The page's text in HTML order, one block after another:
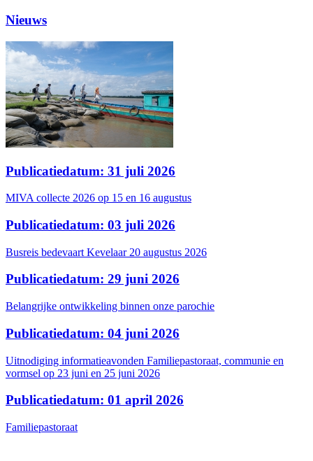
Nieuws
Publicatiedatum: 31 juli 2026
MIVA collecte 2026 op 15 en 16 augustus
Publicatiedatum: 03 juli 2026
Busreis bedevaart Kevelaar 20 augustus 2026
Publicatiedatum: 29 juni 2026
Belangrijke ontwikkeling binnen onze parochie
Publicatiedatum: 04 juni 2026
Uitnodiging informatieavonden Familiepastoraat, communie en
vormsel op 23 juni en 25 juni 2026
Publicatiedatum: 01 april 2026
Familiepastoraat